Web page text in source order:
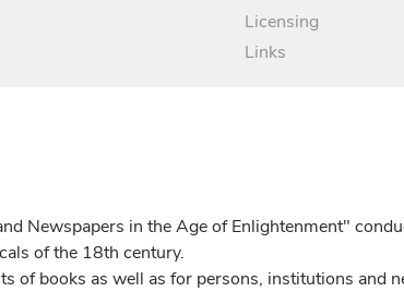
Licensing
Links
Newspapers in the Age of Enlightenment"
of the 18th century.
of books as well as for persons, institutions and